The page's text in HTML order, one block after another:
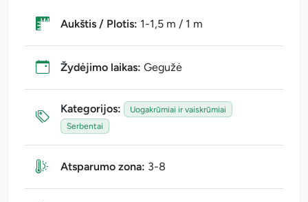
Aukštis / Plotis: 1-1,5 m / 1 m
Žydėjimo laikas: Gegužė
Kategorijos:
Uogakrūmiai ir vaiskrūmiai
Serbentai
Atsparumo zona: 3-8